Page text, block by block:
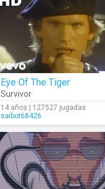
Eye Of The Tiger
Survivor
14 años | 127527 jugadas
saibot68426